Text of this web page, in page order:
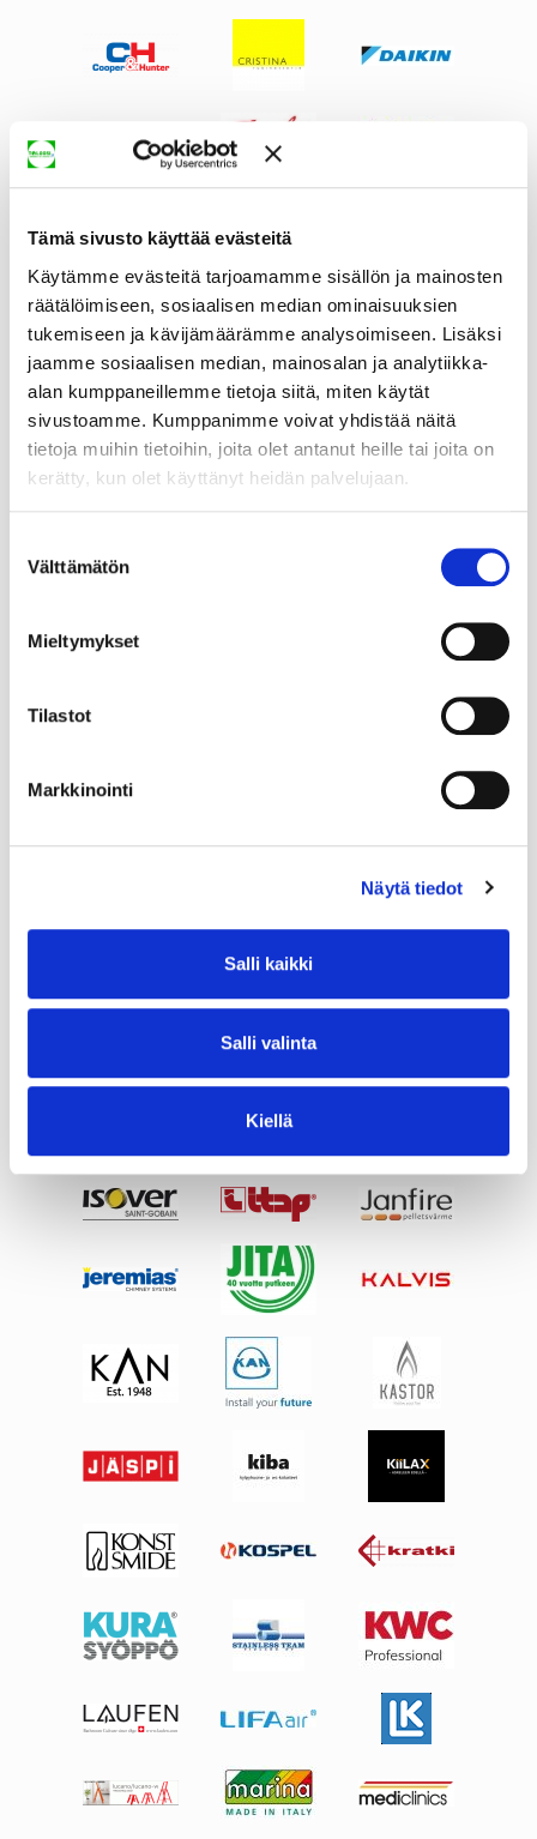
Tämä sivusto käyttää evästeitä
Käytämme evästeitä tarjoamamme sisällön ja mainosten
räätälöimiseen, sosiaalisen median ominaisuuksien
tukemiseen ja kävijämäärämme analysoimiseen. Lisäksi
jaamme sosiaalisen median, mainosalan ja analytiikka-
alan kumppaneillemme tietoja siitä, miten käytät
sivustoamme. Kumppanimme voivat yhdistää näitä
tietoja muihin tietoihin, joita olet antanut heille tai joita on
kerätty, kun olet käyttänyt heidän palvelujaan.
valinta
Välttämätön
Mieltymykset
Tilastot
Markkinointi
Näytä tiedot
Salli kaikki
Salli valinta
Kiellä